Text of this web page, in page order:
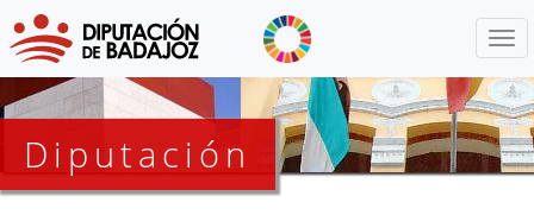
Diputación